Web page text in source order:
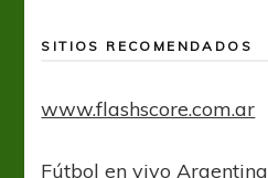
SITIOS RECOMENDADOS
www.flashscore.com.ar
Fútbol en vivo Argentina